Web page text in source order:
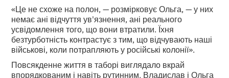
«Це не схоже на полон, — розмірковує Ольга, — у них
немає ані відчуття ув'язнення, ані реального
усвідомлення того, що вони втратили. Їхня
безтурботність контрастує з тим, що відчувають наші
військові, коли потрапляють у російські колонії».
Повсякденне життя в таборі виглядало вкрай
впорядкованим і навіть рутинним. Владислав і Ольга